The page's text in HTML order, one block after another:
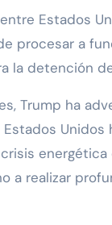
Estados
procesar a
la detención
Trump ha
Estados
a realizar